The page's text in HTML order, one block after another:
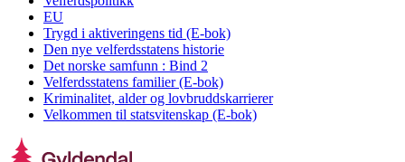
EU
Trygd i aktiveringens tid (E-bok)
Den nye velferdsstatens historie
Det norske samfunn : Bind 2
Velferdsstatens familier (E-bok)
Kriminalitet, alder og lovbruddskarrierer
Velkommen til statsvitenskap (E-bok)